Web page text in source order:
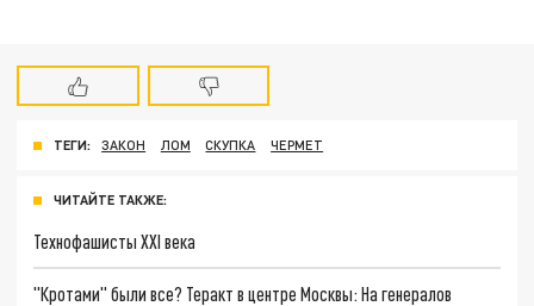
ТЕГИ: ЗАКОН ЛОМ СКУПКА ЧЕРМЕТ
ЧИТАЙТЕ ТАКЖЕ:
Технофашисты XXI века
"Кротами" были все? Теракт в центре Москвы: На генералов